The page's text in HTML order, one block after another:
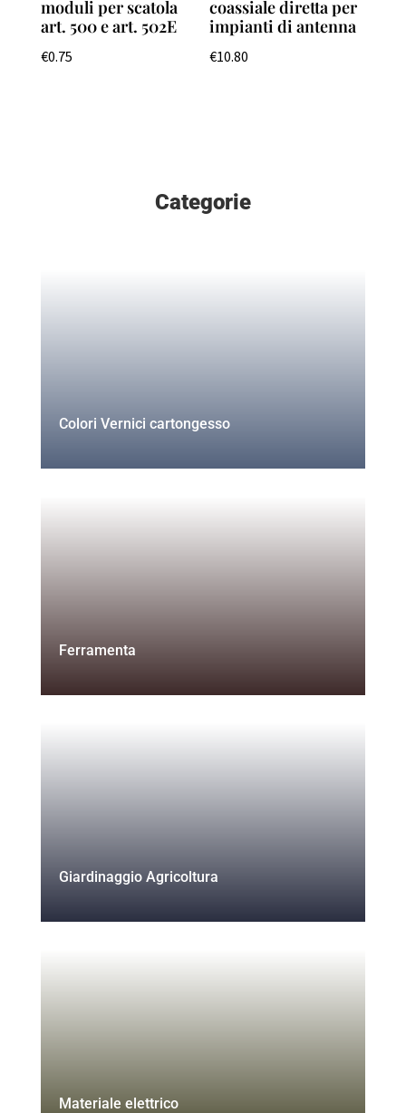
moduli per scatola
art. 500 e art. 502E
€0.75
coassiale diretta per
impianti di antenna
€10.80
Categorie
Colori Vernici cartongesso
Ferramenta
Giardinaggio Agricoltura
Materiale elettrico